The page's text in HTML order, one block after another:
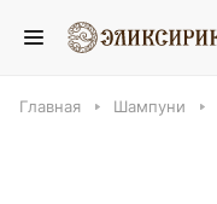
Главная Шампуни